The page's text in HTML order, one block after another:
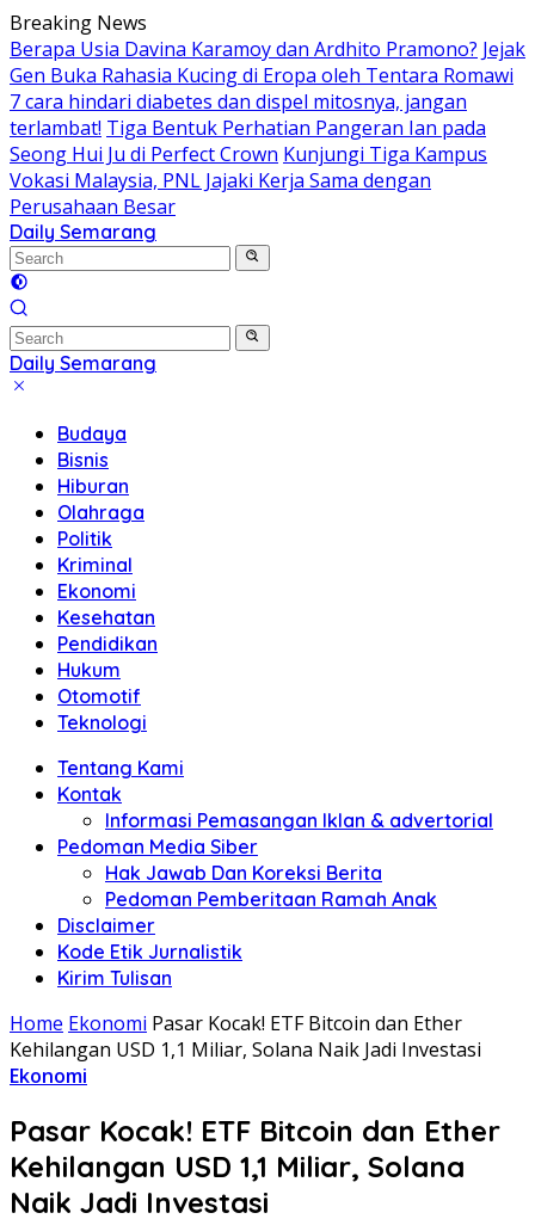
Skip
to
content
Breaking News
Berapa Usia Davina Karamoy dan Ardhito Pramono? Jejak
Gen Buka Rahasia Kucing di Eropa oleh Tentara Romawi
7 cara hindari diabetes dan dispel mitosnya, jangan
terlambat! Tiga Bentuk Perhatian Pangeran Ian pada
Seong Hui Ju di Perfect Crown Kunjungi Tiga Kampus
Vokasi Malaysia, PNL Jajaki Kerja Sama dengan
Perusahaan Besar
Daily Semarang
"Semarang
Hari
Ini:
Informasi
Terkini
untuk
Daily Semarang
"Semarang
Informasi
Terkini
untuk
Anda"
Budaya
Bisnis
Hiburan
Olahraga
Politik
Kriminal
Ekonomi
Kesehatan
Pendidikan
Hukum
Otomotif
Teknologi
Tentang Kami
Kontak
Informasi Pemasangan Iklan & advertorial
Pedoman Media Siber
Hak Jawab Dan Koreksi Berita
Pedoman Pemberitaan Ramah Anak
Disclaimer
Kode Etik Jurnalistik
Kirim Tulisan
Home Ekonomi Pasar Kocak! ETF Bitcoin dan Ether
Kehilangan USD 1,1 Miliar, Solana Naik Jadi Investasi
Ekonomi
Pasar Kocak! ETF Bitcoin dan Ether
Kehilangan USD 1,1 Miliar, Solana
Naik Jadi Investasi